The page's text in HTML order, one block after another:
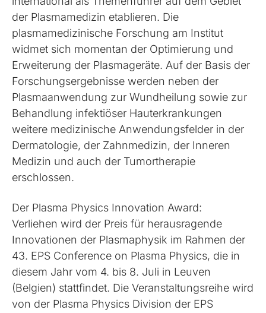
der Plasmamedizin etablieren. Die
plasmamedizinische Forschung am Institut
widmet sich momentan der Optimierung und
Erweiterung der Plasmageräte. Auf der Basis der
Forschungsergebnisse werden neben der
Plasmaanwendung zur Wundheilung sowie zur
Behandlung infektiöser Hauterkrankungen
weitere medizinische Anwendungsfelder in der
Dermatologie, der Zahnmedizin, der Inneren
Medizin und auch der Tumortherapie
erschlossen.
Der Plasma Physics Innovation Award:
Verliehen wird der Preis für herausragende
Innovationen der Plasmaphysik im Rahmen der
43. EPS Conference on Plasma Physics, die in
diesem Jahr vom 4. bis 8. Juli in Leuven
(Belgien) stattfindet. Die Veranstaltungsreihe wird
von der Plasma Physics Division der EPS